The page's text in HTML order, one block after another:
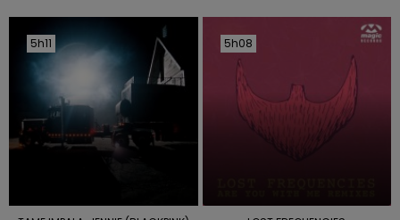
5h11
5h11 5h08
5h08